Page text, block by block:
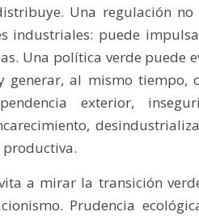
Una regulación no
industriales: puede
Una política verde puede
generar, al mismo tiempo,
exterior,
a mirar la transición
Prudencia